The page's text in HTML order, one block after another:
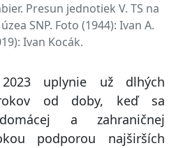
Presun jednotiek V. TS na
SNP. Foto (1944): Ivan A.
Ivan Kocák.
uplynie už dlhých
rokov od doby, keď sa
a zahraničnej
podporou najširších